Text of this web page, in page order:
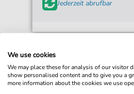
Jederzeit abrufbar
We use cookies
We may place these for analysis of our visitor
show personalised content and to give you a
more information about the cookies we use